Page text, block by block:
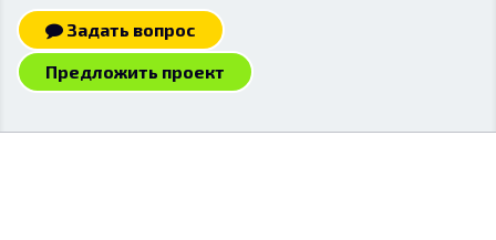
Задать вопрос
Предложить проект